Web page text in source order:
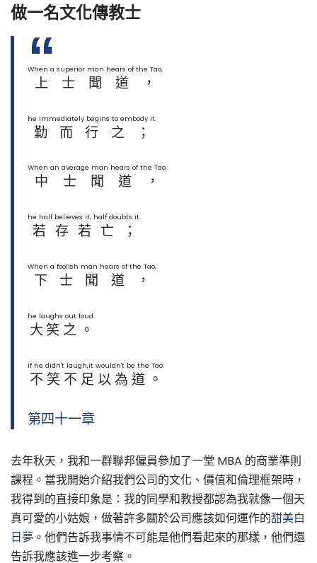
做一名文化傳教士
上士聞道，
When a superior man hears of the Tao,
勤而行之；
he immediately begins to embody it.
中士聞道，
When an average man hears of the Tao,
若存若亡；
he half believes it, half doubts it.
下士聞道，
When a foolish man hears of the Tao,
大笑之。
he laughs out loud.
不笑不足以為道。
If he didn't laugh,it wouldn't be the Tao.
第四十一章
去年秋天，我和一群聯邦僱員參加了一堂 MBA 的商業準則
課程。當我開始介紹我們公司的文化、價值和倫理框架時，
我得到的直接印象是：我的同學和教授都認為我就像一個天
真可愛的小姑娘，做著許多關於公司應該如何運作的甜美白
日夢 。他們告訴我事情不可能是他們看起來的那樣，他們還
告訴我應該進一步考察。